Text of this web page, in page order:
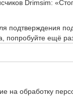
Drimsim:
подтверждения
попробуйте ещё
на обработку